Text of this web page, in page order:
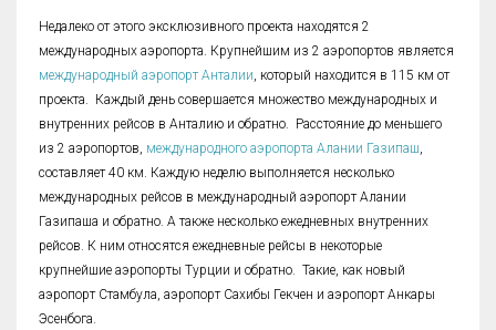
Недалеко от этого эксклюзивного проекта находятся 2
международных аэропорта. Крупнейшим из 2 аэропортов является
международный аэропорт Анталии, который находится в 115 км от
проекта. Каждый день совершается множество международных и
внутренних рейсов в Анталию и обратно. Расстояние до меньшего
из 2 аэропортов, международного аэропорта Алании Газипаш,
составляет 40 км. Каждую неделю выполняется несколько
международных рейсов в международный аэропорт Алании
Газипаша и обратно. А также несколько ежедневных внутренних
рейсов. К ним относятся ежедневные рейсы в некоторые
крупнейшие аэропорты Турции и обратно. Такие, как новый
аэропорт Стамбула, аэропорт Сахибы Гекчен и аэропорт Анкары
Эсенбога.